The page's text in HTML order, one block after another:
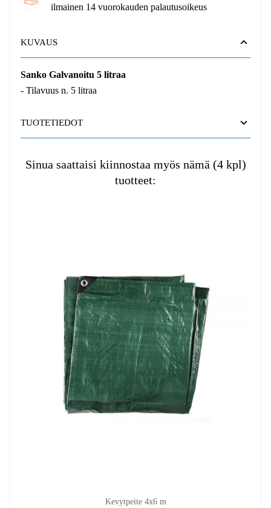
ilmainen 14 vuorokauden palautusoikeus
KUVAUS
Sanko Galvanoitu 5 litraa
- Tilavuus n. 5 litraa
TUOTETIEDOT
Sinua saattaisi kiinnostaa myös nämä (4 kpl)
tuotteet:
Kevytpeite 4x6 m